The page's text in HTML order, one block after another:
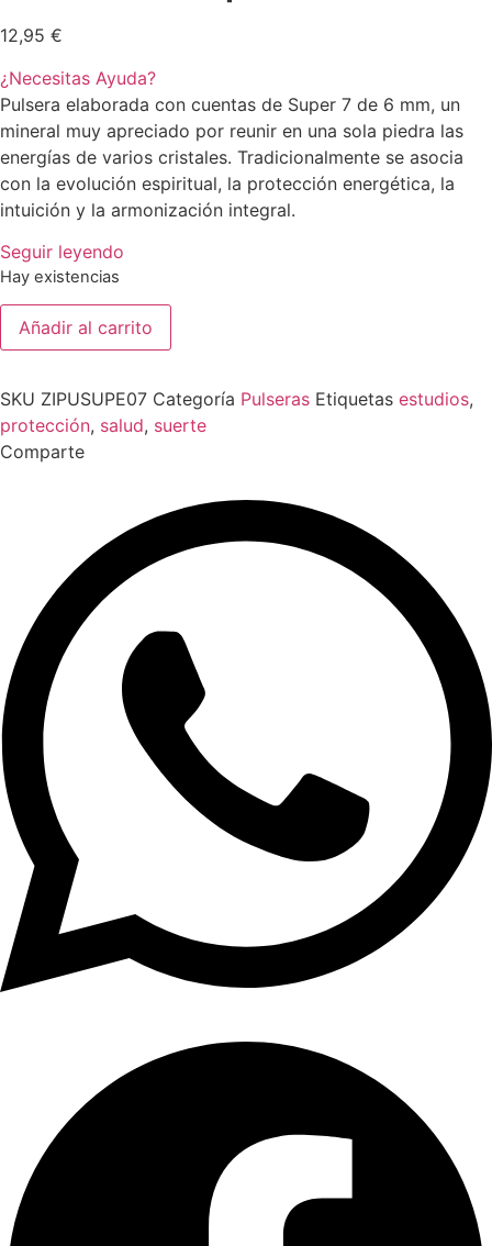
12,95 €
¿Necesitas Ayuda?
Pulsera elaborada con cuentas de Super 7 de 6 mm, un
mineral muy apreciado por reunir en una sola piedra las
energías de varios cristales. Tradicionalmente se asocia
con la evolución espiritual, la protección energética, la
intuición y la armonización integral.
Seguir leyendo
Hay existencias
Pulsera
Super
7
cantidad
Añadir al carrito
SKU ZIPUSUPE07 Categoría Pulseras Etiquetas estudios,
protección, salud, suerte
Comparte